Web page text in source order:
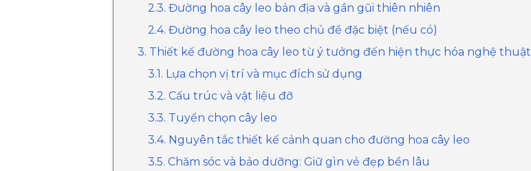
2.3. Đường hoa cây leo bản địa và gần gũi thiên nhiên
2.4. Đường hoa cây leo theo chủ đề đặc biệt (nếu có)
3. Thiết kế đường hoa cây leo từ ý tưởng đến hiện thực hóa nghệ thuật
3.1. Lựa chọn vị trí và mục đích sử dụng
3.2. Cấu trúc và vật liệu đỡ
3.3. Tuyển chọn cây leo
3.4. Nguyên tắc thiết kế cảnh quan cho đường hoa cây leo
3.5. Chăm sóc và bảo dưỡng: Giữ gìn vẻ đẹp bền lâu